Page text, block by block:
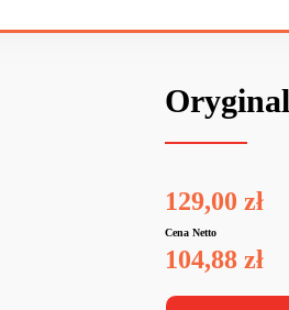
129,00 zł
Cena Netto
104,88 zł